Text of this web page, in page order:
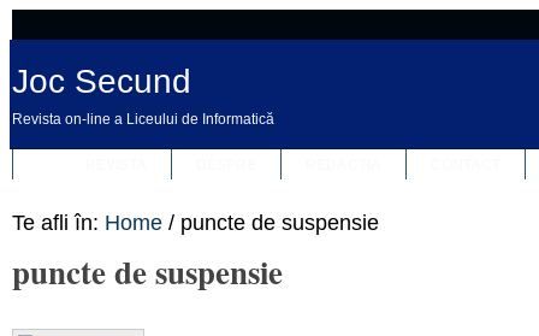
Joc Secund
Revista on-line a Liceului de Informatică
Te afli în: Home / puncte de suspensie
puncte de suspensie